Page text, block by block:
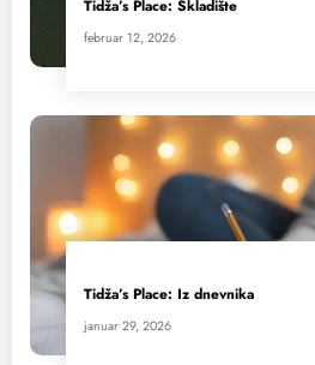
Tidža’s Place: Skladište
februar 12, 2026
Tidža’s Place: Iz dnevnika
januar 29, 2026